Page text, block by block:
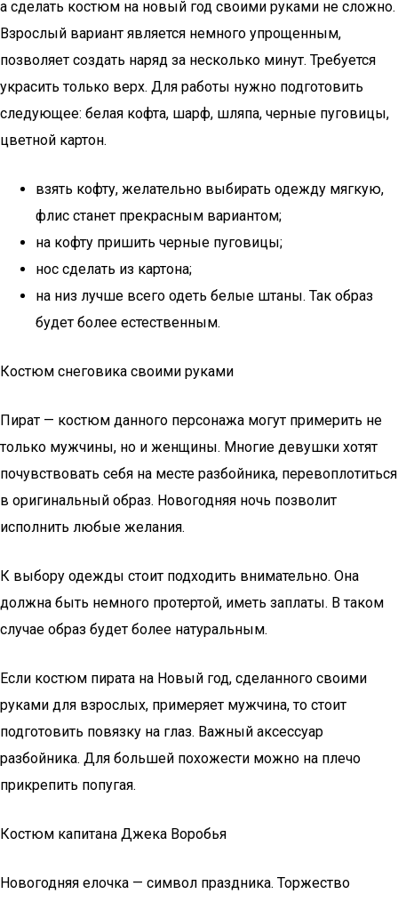
а сделать костюм на новый год своими руками не сложно.
Взрослый вариант является немного упрощенным,
позволяет создать наряд за несколько минут. Требуется
украсить только верх. Для работы нужно подготовить
следующее: белая кофта, шарф, шляпа, черные пуговицы,
цветной картон.
взять кофту, желательно выбирать одежду мягкую,
флис станет прекрасным вариантом;
на кофту пришить черные пуговицы;
нос сделать из картона;
на низ лучше всего одеть белые штаны. Так образ
будет более естественным.
Костюм снеговика своими руками
Пират — костюм данного персонажа могут примерить не
только мужчины, но и женщины. Многие девушки хотят
почувствовать себя на месте разбойника, перевоплотиться
в оригинальный образ. Новогодняя ночь позволит
исполнить любые желания.
К выбору одежды стоит подходить внимательно. Она
должна быть немного протертой, иметь заплаты. В таком
случае образ будет более натуральным.
Если костюм пирата на Новый год, сделанного своими
руками для взрослых, примеряет мужчина, то стоит
подготовить повязку на глаз. Важный аксессуар
разбойника. Для большей похожести можно на плечо
прикрепить попугая.
Костюм капитана Джека Воробья
Новогодняя елочка — символ праздника. Торжество